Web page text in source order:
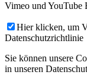
Vimeo und YouTube
Hier klicken, um
Datenschutzrichtlinie
Sie können unsere
in unseren